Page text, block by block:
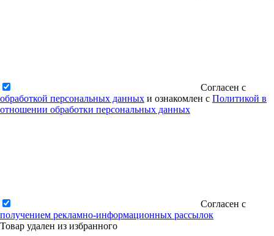
Согласен с
обработкой персональных данных и ознакомлен с Политикой в
отношении обработки персональных данных
Согласен с
получением рекламно-информационных рассылок
Товар удален из избранного